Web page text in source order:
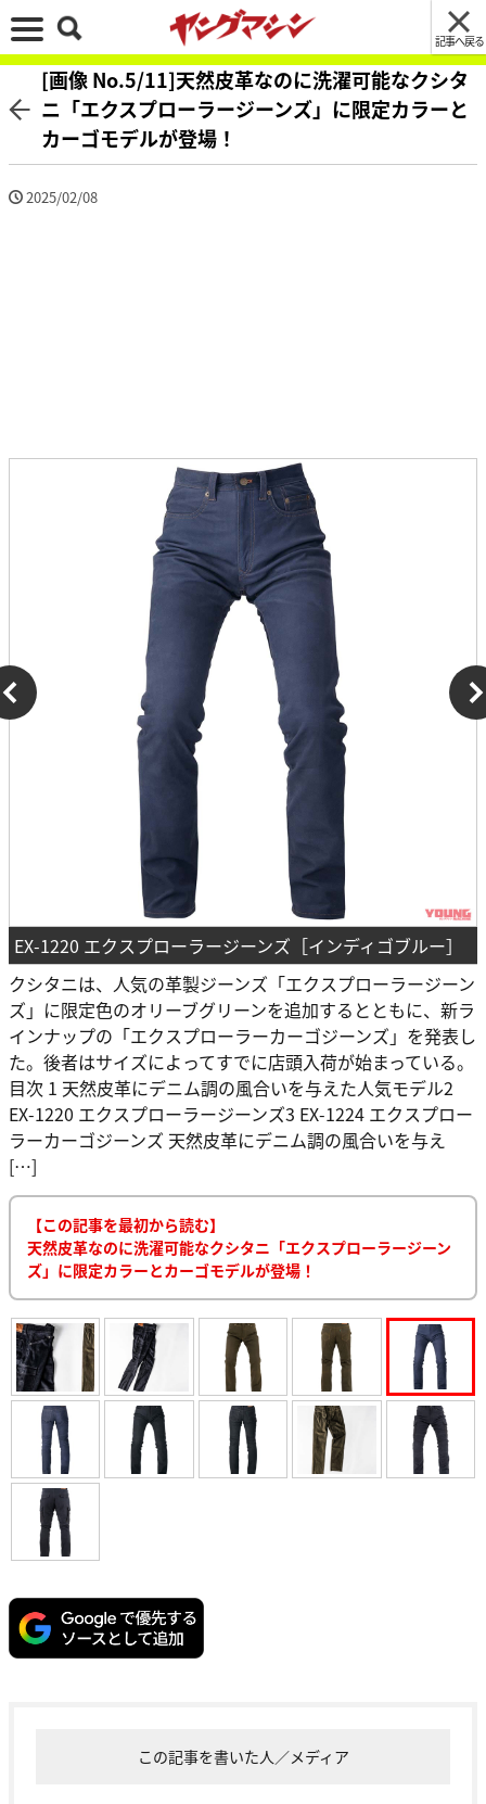
記事へ戻る
[画像 No.5/11]天然皮革なのに洗濯可能なクシタ
ニ「エクスプローラージーンズ」に限定カラーと
カーゴモデルが登場！
2025/02/08
EX-1220 エクスプローラージーンズ［インディゴブルー］
クシタニは、人気の革製ジーンズ「エクスプローラージーン
ズ」に限定色のオリーブグリーンを追加するとともに、新ラ
インナップの「エクスプローラーカーゴジーンズ」を発表し
た。後者はサイズによってすでに店頭入荷が始まっている。
目次 1 天然皮革にデニム調の風合いを与えた人気モデル2
EX-1220 エクスプローラージーンズ3 EX-1224 エクスプロー
ラーカーゴジーンズ 天然皮革にデニム調の風合いを与え
[…]
【この記事を最初から読む】
天然皮革なのに洗濯可能なクシタニ「エクスプローラージーン
ズ」に限定カラーとカーゴモデルが登場！
この記事を書いた人／メディア